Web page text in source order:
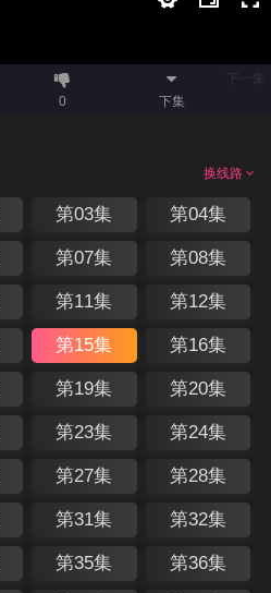
0 下集
换线路
第03集 第04集
第07集 第08集
第11集 第12集
第15集 第16集
第19集 第20集
第23集 第24集
第27集 第28集
第31集 第32集
第35集 第36集